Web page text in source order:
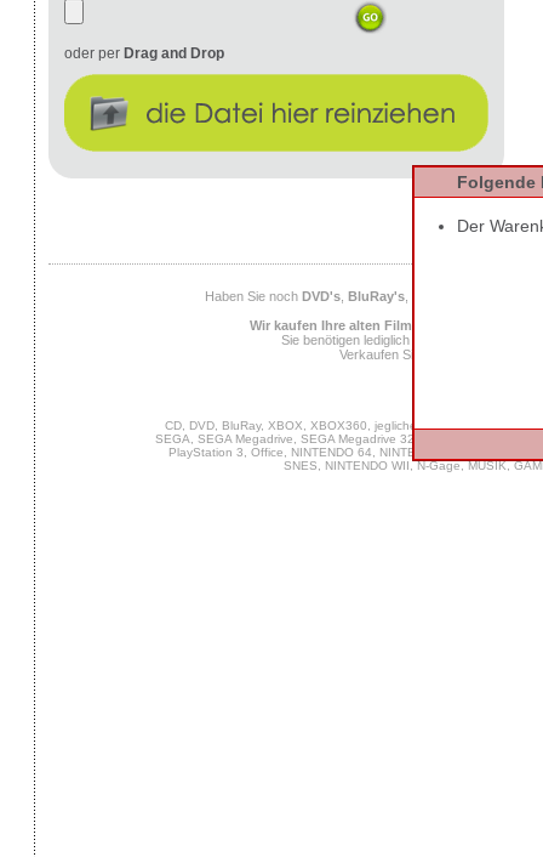
oder per Drag and Drop
Haben Sie noch DVD's, BluRay's,
Wir kaufen Ihre alten Filme, Musik und Spiele
Sie benötigen lediglich die
Verkaufen Sie uns Ihre alten
CD, DVD, BluRay, XBOX, XBOX360, jegliche PC Software,
SEGA, SEGA Megadrive, SEGA Megadrive 32X, SEGA Master
PlayStation 3, Office, NINTENDO 64, NINTENDO DS,
SNES, NINTENDO WII, N-Gage, MUSIK,
Folgende
Der